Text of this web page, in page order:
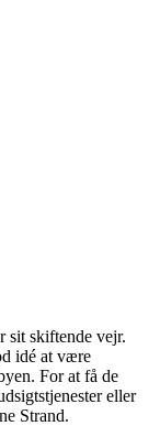
sit skiftende vejr.
idé at være
For at få de
eller
Strand.